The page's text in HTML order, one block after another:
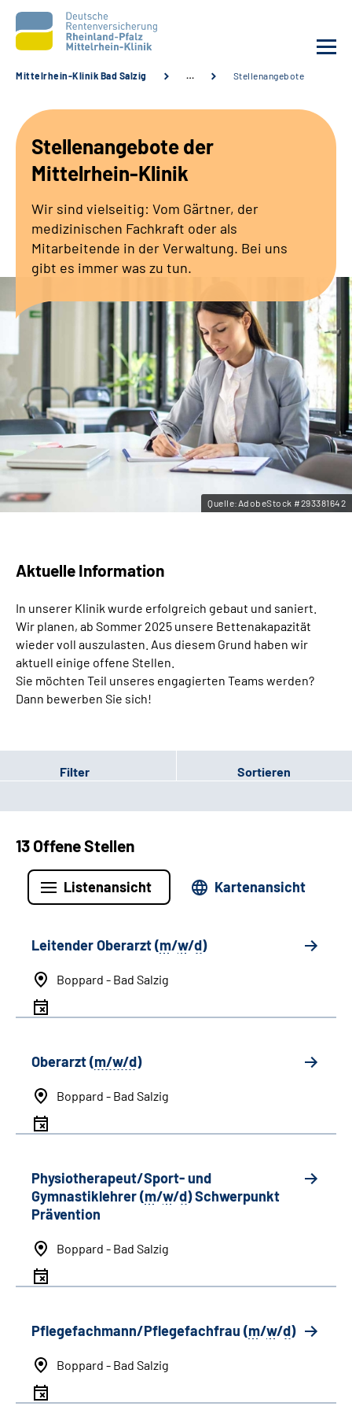
Unsere Angebote
Karriere
Zuweisende &
Leichte Sprache
Gebärdensprache
Mittelrhein-Klinik Bad Salzig … Stellenangebote
Stellenangebote der
Mittelrhein-Klinik
Wir sind vielseitig: Vom Gärtner, der
medizinischen Fachkraft oder als
Mitarbeitende in der Verwaltung. Bei uns
gibt es immer was zu tun.
Quelle:AdobeStock #293381642
Aktuelle Information
In unserer Klinik wurde erfolgreich gebaut und saniert.
Wir planen, ab Sommer 2025 unsere Bettenakapazität
wieder voll auszulasten. Aus diesem Grund haben wir
aktuell einige offene Stellen.
Sie möchten Teil unseres engagierten Teams werden?
Dann bewerben Sie sich!
Filter Sortieren
13 Offene Stellen
Listenansicht Kartenansicht
Leitender Oberarzt (m/w/d)
Boppard - Bad Salzig
Oberarzt (m/w/d)
Boppard - Bad Salzig
Physiotherapeut/Sport- und
Gymnastiklehrer (m/w/d) Schwerpunkt
Prävention
Boppard - Bad Salzig
Pflegefachmann/Pflegefachfrau (m/w/d)
Boppard - Bad Salzig